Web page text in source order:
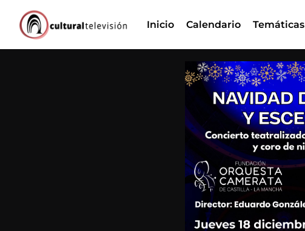
contenido
Inicio Calendario Temáticas